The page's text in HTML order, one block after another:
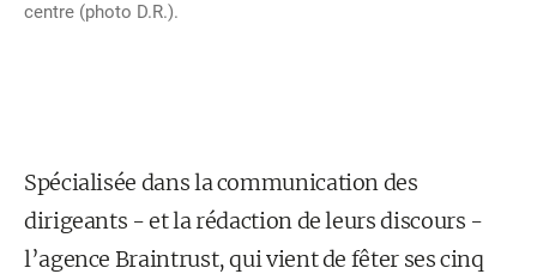
centre (photo D.R.).
Spécialisée dans la communication des
dirigeants - et la rédaction de leurs discours -
l’agence Braintrust, qui vient de fêter ses cinq